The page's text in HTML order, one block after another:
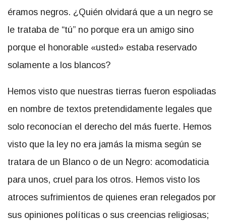
éramos negros. ¿Quién olvidará que a un negro se
le trataba de “tú” no porque era un amigo sino
porque el honorable «usted» estaba reservado
solamente a los blancos?
Hemos visto que nuestras tierras fueron espoliadas
en nombre de textos pretendidamente legales que
solo reconocían el derecho del más fuerte. Hemos
visto que la ley no era jamás la misma según se
tratara de un Blanco o de un Negro: acomodaticia
para unos, cruel para los otros. Hemos visto los
atroces sufrimientos de quienes eran relegados por
sus opiniones políticas o sus creencias religiosas;